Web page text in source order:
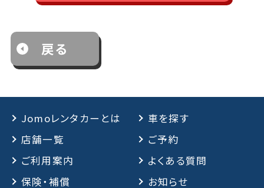
戻る
Jomoレンタカーとは
車を探す
店舗一覧
ご予約
ご利用案内
よくある質問
保険・補償
お知らせ